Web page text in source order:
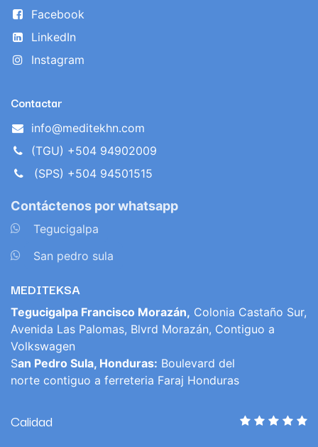
Facebook
LinkedIn
Instagram
Contactar
info@meditekhn.com
(TGU) +504 94902009
(SPS) +504 94501515
Contáctenos por whatsapp
Tegucigalpa
San pedro sula
MEDITEKSA
Tegucigalpa Francisco Morazán, Colonia Castaño Sur,
Avenida Las Palomas, Blvrd Morazán, Contiguo a
Volkswagen
San Pedro Sula, Honduras: Boulevard del
norte contiguo a ferreteria Faraj Honduras
Calidad